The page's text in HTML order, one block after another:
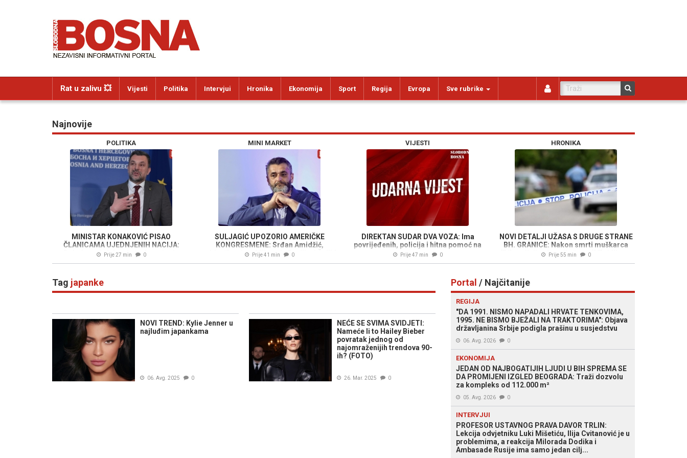
Rat u zalivu 💥 Vijesti Politika Intervjui Hronika Ekonomija Sport Regija Evropa Sve rubrike
Najnovije
POLITIKA
MINISTAR KONAKOVIĆ PISAO
ČLANICAMA UJEDNJENIH NACIJA:
Duboko zabrinjavajuća događanja
Prije 27 min 0
MINI MARKET
SULJAGIĆ UPOZORIO AMERIČKE
KONGRESMENE: Srđan Amidžić,
pridruživanjem Miloradu Dodiku i Željki
Prije 41 min 0
VIJESTI
DIREKTAN SUDAR DVA VOZA: Ima
povrijeđenih, policija i hitna pomoć na
terenu...
Prije 47 min 0
HRONIKA
NOVI DETALJI UŽASA S DRUGE STRANE
BH. GRANICE: Nakon smrti muškarca
(71), policija uhapsila ženu (37), bili su u
Prije 55 min 0
Tag japanke
NOVI TREND: Kylie Jenner u
najluđim japankama
06. Avg. 2025 0
NEĆE SE SVIMA SVIDJETI:
Nameće li to Hailey Bieber
povratak jednog od
najomraženijih trendova 90-
ih? (FOTO)
26. Mar. 2025 0
Portal / Najčitanije
REGIJA
"DA 1991. NISMO NAPADALI HRVATE TENKOVIMA,
1995. NE BISMO BJEŽALI NA TRAKTORIMA": Objava
državljanina Srbije podigla prašinu u susjedstvu
06. Avg. 2026 0
EKONOMIJA
JEDAN OD NAJBOGATIJIH LJUDI U BIH SPREMA SE
DA PROMIJENI IZGLED BEOGRADA: Traži dozvolu
za kompleks od 112.000 m²
05. Avg. 2026 0
INTERVJUI
PROFESOR USTAVNOG PRAVA DAVOR TRLIN:
Lekcija odvjetniku Luki Mišetiću, Ilija Cvitanović je u
problemima, a reakcija Milorada Dodika i
Ambasade Rusije ima samo jedan cilj...